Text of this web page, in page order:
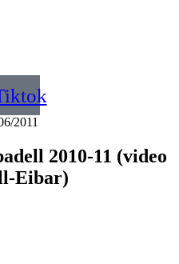
2011
2010-11 (video
Eibar)